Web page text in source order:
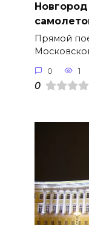
Прямой
0 1
0